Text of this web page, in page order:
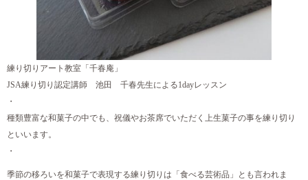
練り切りアート教室「千春庵」
JSA練り切り認定講師 池田 千春先生による1dayレッスン
・
種類豊富な和菓子の中でも、祝儀やお茶席でいただく上生菓子の事を練り切り
といいます。
・
季節の移ろいを和菓子で表現する練り切りは「食べる芸術品」とも言われま